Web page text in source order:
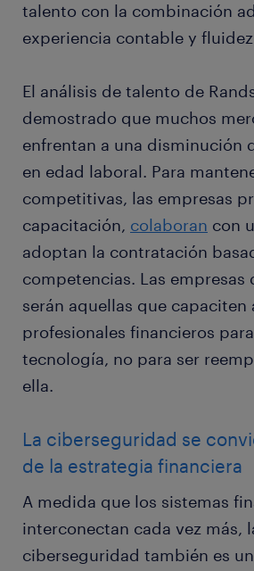
talento con la combinación
experiencia contable y
El análisis de talento de
demostrado que muchos
enfrentan a una disminución
en edad laboral. Para
competitivas, las empresas
capacitación, colaboran con
adoptan la contratación
competencias. Las empresas
serán aquellas que capaciten
profesionales financieros
tecnología, no para ser
ella.
La ciberseguridad se
de la estrategia financiera
A medida que los sistemas
interconectan cada vez más,
ciberseguridad también es